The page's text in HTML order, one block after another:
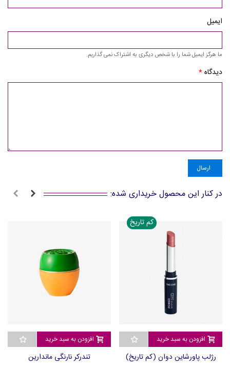
ایمیل
ما هرگز ایمیل شما را با شخص دیگری به اشتراک نمی گذاریم.
دیدگاه*
ارسال
در کنار این محصول خریداری شده:
کم تاریخ
افزودن به سبد خرید
رژلب پاورشاین دوان (کم تاریخ)
افزودن به سبد خرید
تندرکر نارنگی ماندارین